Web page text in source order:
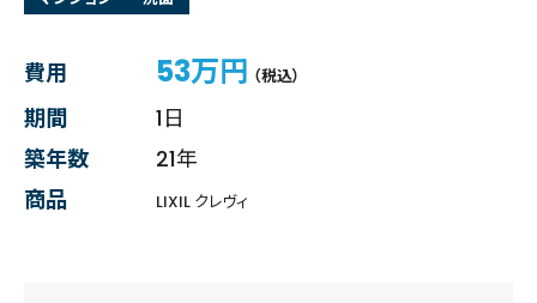
費用 53万円 （税込）
期間
1日
築年数
21年
商品
LIXIL クレヴィ